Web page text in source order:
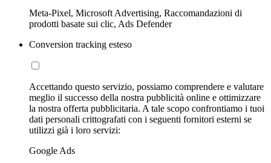
Meta-Pixel, Microsoft Advertising, Raccomandazioni di
prodotti basate sui clic, Ads Defender
Conversion tracking esteso
Accettando questo servizio, possiamo comprendere e valutare
meglio il successo della nostra pubblicità online e ottimizzare
la nostra offerta pubblicitaria. A tale scopo confrontiamo i tuoi
dati personali crittografati con i seguenti fornitori esterni se
utilizzi già i loro servizi:
Google Ads